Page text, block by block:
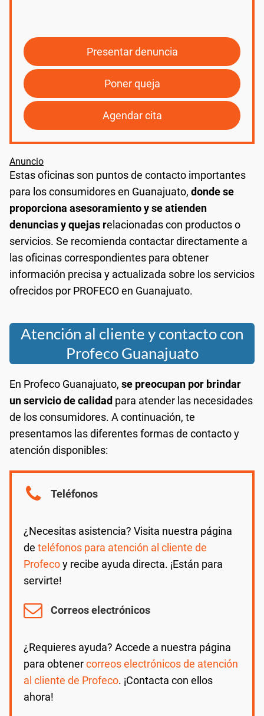
Presentar denuncia
Poner queja
Agendar cita
Estas oficinas son puntos de contacto importantes
para los consumidores en Guanajuato, donde se
proporciona asesoramiento y se atienden
denuncias y quejas relacionadas con productos o
servicios. Se recomienda contactar directamente a
las oficinas correspondientes para obtener
información precisa y actualizada sobre los servicios
ofrecidos por PROFECO en Guanajuato.
Atención al cliente y contacto con
Profeco Guanajuato
En Profeco Guanajuato, se preocupan por brindar
un servicio de calidad para atender las necesidades
de los consumidores. A continuación, te
presentamos las diferentes formas de contacto y
atención disponibles:
Teléfonos
¿Necesitas asistencia? Visita nuestra página
de teléfonos para atención al cliente de
Profecoy recibe ayuda directa. ¡Están para
servirte!
Correos electrónicos
¿Requieres ayuda? Accede a nuestra página
para obtenercorreos electrónicos de atención
al cliente de Profeco. ¡Contacta con ellos
ahora!